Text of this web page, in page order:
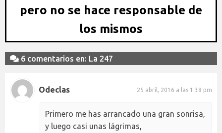
pero no se hace responsable de
los mismos
6 comentarios en: La 247
Odeclas 25 abril, 2016 a las 1:38 pm
Primero me has arrancado una gran sonrisa,
y luego casi unas lágrimas,